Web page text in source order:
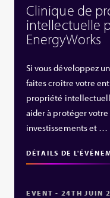
Clinique de
intellectuelle
EnergyWorks
Si vous développez
faites croître votre
propriété
aider à protéger
investissements et …
DÉTAILS DE
EVENT - 24TH JUIN